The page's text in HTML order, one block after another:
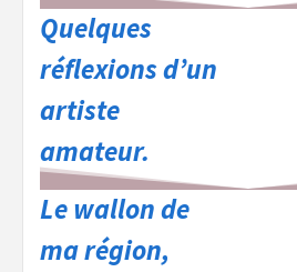
Quelques
réflexions d’un
artiste
amateur.
Le wallon de
ma région,